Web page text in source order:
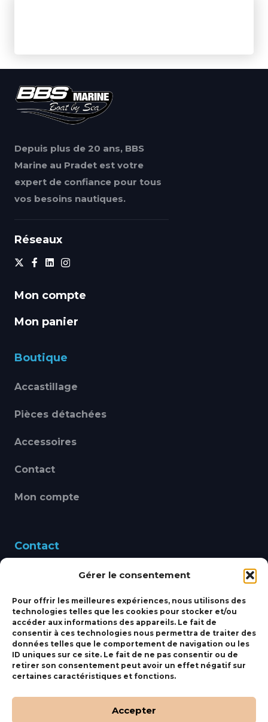
Gérer le consentement
Pour offrir les meilleures expériences, nous utilisons des
technologies telles que les cookies pour stocker et/ou
accéder aux informations des appareils. Le fait de
consentir à ces technologies nous permettra de traiter des
données telles que le comportement de navigation ou les
ID uniques sur ce site. Le fait de ne pas consentir ou de
retirer son consentement peut avoir un effet négatif sur
certaines caractéristiques et fonctions.
Accepter
Depuis plus de 20 ans, BBS
Marine au Pradet est votre
expert de confiance pour tous
vos besoins nautiques.
Réseaux
Mon compte
Mon panier
Boutique
Accastillage
Pièces détachées
Accessoires
Contact
Mon compte
Contact
460 Avenue Alain Le
bbsmarine@bbs-
marine.fr
Fixe:04 27 50 24 50
Mobile:06 69 44 48 83